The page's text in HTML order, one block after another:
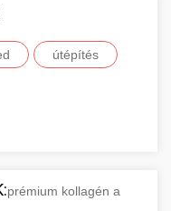
útépítés
prémium kollagén a